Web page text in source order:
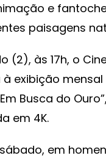
e
paisagens
(2), às 17h, o
exibição
Busca do
em 4K.
em